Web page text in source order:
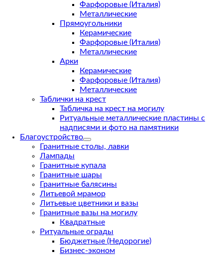
Фарфоровые (Италия)
Металлические
Прямоугольники
Керамические
Фарфоровые (Италия)
Металлические
Арки
Керамические
Фарфоровые (Италия)
Металлические
Таблички на крест
Табличка на крест на могилу
Ритуальные металлические пластины с
надписями и фото на памятники
Благоустройство
Гранитные столы, лавки
Лампады
Гранитные купала
Гранитные шары
Гранитные балясины
Литьевой мрамор
Литьевые цветники и вазы
Гранитные вазы на могилу
Квадратные
Ритуальные ограды
Бюджетные (Недорогие)
Бизнес-эконом